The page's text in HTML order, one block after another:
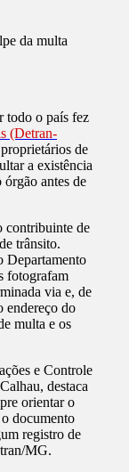
todo o país fez
(Detran-
de
a existência
antes de
contribuinte de
trânsito.
Departamento
fotografam
via e, de
endereço do
multa e os
e Controle
destaca
orientar o
documento
registro de
MG.